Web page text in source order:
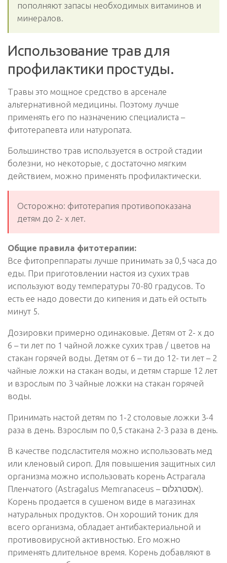
пополняют запасы необходимых витаминов и
минералов.
Использование трав для
профилактики простуды.
Травы это мощное средство в арсенале
альтернативной медицины. Поэтому лучше
применять его по назначению специалиста –
фитотерапевта или натуропата.
Большинство трав используется в острой стадии
болезни, но некоторые, с достаточно мягким
действием, можно применять профилактически.
Осторожно: фитотерапия противопоказана
детям до 2- х лет.
Общие правила фитотерапии:
Все фитопреппараты лучше принимать за 0,5 часа до
еды. При приготовлении настоя из сухих трав
используют воду температуры 70-80 градусов. То
есть ее надо довести до кипения и дать ей остыть
минут 5.
Дозировки примерно одинаковые. Детям от 2- х до
6 – ти лет по 1 чайной ложке сухих трав / цветов на
стакан горячей воды. Детям от 6 – ти до 12- ти лет – 2
чайные ложки на стакан воды, и детям старше 12 лет
и взрослым по 3 чайные ложки на стакан горячей
воды.
Принимать настой детям по 1-2 столовые ложки 3-4
раза в день. Взрослым по 0,5 стакана 2-3 раза в день.
В качестве подсластителя можно использовать мед
или кленовый сироп. Для повышения защитных сил
организма можно использовать корень Астрагала
Пленчатого (Astragalus Memranaceus – אסטרגלוס).
Корень продается в сушеном виде в магазинах
натуральных продуктов. Он хороший тоник для
всего организма, обладает антибактериальной и
противовирусной активностью. Его можно
применять длительное время. Корень добавляют в